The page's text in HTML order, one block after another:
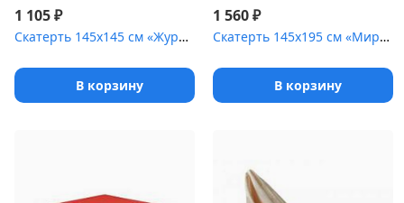
1 105₽
Скатерть 145х145 см «Журавинка» бордо [(цветок)]
В корзину
1 560₽
Скатерть 145х195 см «Мираж» темно-зеленая
В корзину